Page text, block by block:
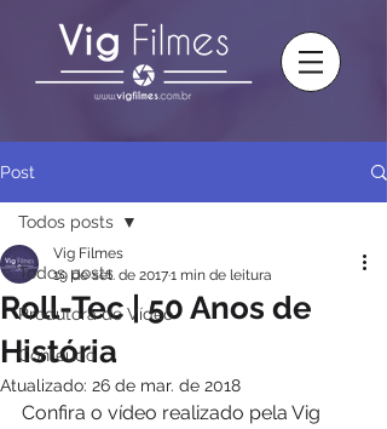
Post
Todos posts
Produtora de Vídeo
Conteúdo
Todos posts
Roll-Tec | 50 Anos de
História
Vig Filmes
19 de set. de 20171 min de leitura
Atualizado: 26 de mar. de 2018
Confira o vídeo realizado pela Vig